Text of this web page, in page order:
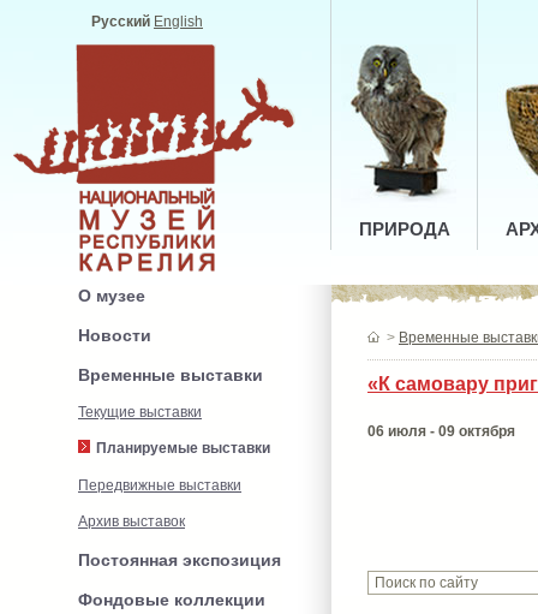
Русский English
ПРИРОДА
О музее
Новости
Временные выставки
Текущие выставки
Планируемые выставки
Передвижные выставки
Архив выставок
Постоянная экспозиция
Фондовые коллекции
> Временные
«К самовару
06 июля - 09 октября